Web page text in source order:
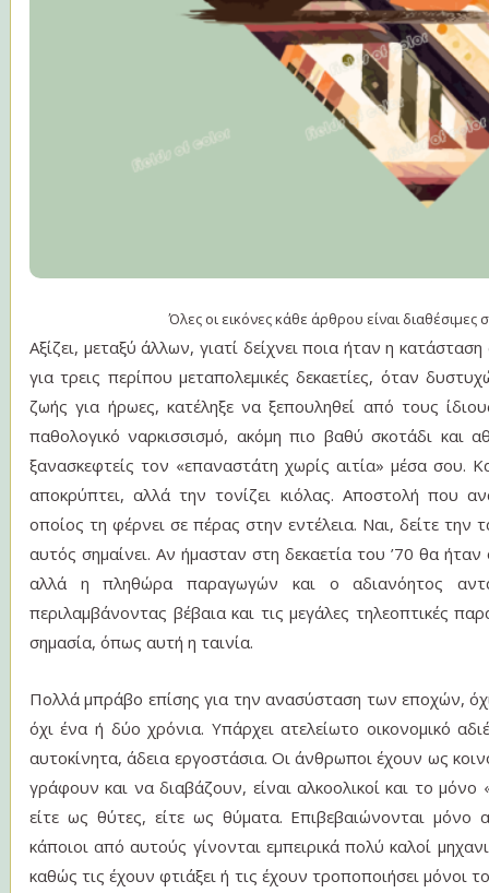
Όλες οι εικόνες κάθε άρθρου είναι
Αξίζει, μεταξύ άλλων, γιατί δείχνει ποια ήταν η
για τρεις περίπου μεταπολεμικές δεκαετίες, όταν
ζωής για ήρωες, κατέληξε να ξεπουληθεί από τους
παθολογικό ναρκισσισμό, ακόμη πιο βαθύ σκοτάδι και
ξανασκεφτείς τον «επαναστάτη χωρίς αιτία» μέσα σου.
αποκρύπτει, αλλά την τονίζει κιόλας. Αποστολή που
οποίος τη φέρνει σε πέρας στην εντέλεια. Ναι, δείτε την
αυτός σημαίνει. Αν ήμασταν στη δεκαετία του ’70 θα
αλλά η πληθώρα παραγωγών και ο αδιανόητος
περιλαμβάνοντας βέβαια και τις μεγάλες τηλεοπτικές
σημασία, όπως αυτή η ταινία.
Πολλά μπράβο επίσης για την ανασύσταση των εποχών,
όχι ένα ή δύο χρόνια. Υπάρχει ατελείωτο οικονομικό
αυτοκίνητα, άδεια εργοστάσια. Οι άνθρωποι έχουν ως
γράφουν και να διαβάζουν, είναι αλκοολικοί και το μόνο
είτε ως θύτες, είτε ως θύματα. Επιβεβαιώνονται μόνο
κάποιοι από αυτούς γίνονται εμπειρικά πολύ καλοί
καθώς τις έχουν φτιάξει ή τις έχουν τροποποιήσει